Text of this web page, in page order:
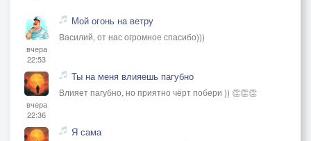
вчера
22:53
Мой огонь на ветру
Василий, от нас огромное спасибо)))
вчера
22:36
Ты на меня влияешь пагубно
Влияет пагубно, но приятно чёрт побери )) 👏👏👏
Я сама